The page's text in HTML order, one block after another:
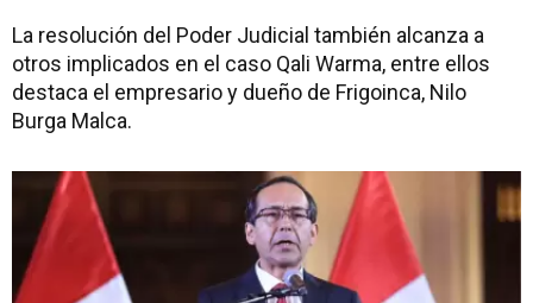
La resolución del Poder Judicial también alcanza a
otros implicados en el caso Qali Warma, entre ellos
destaca el empresario y dueño de Frigoinca, Nilo
Burga Malca.